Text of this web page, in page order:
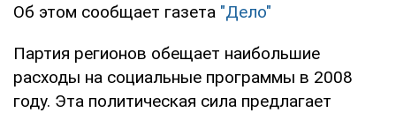
Об этом сообщает газета "Дело"
Партия регионов обещает наибольшие
расходы на социальные программы в 2008
году. Эта политическая сила предлагает